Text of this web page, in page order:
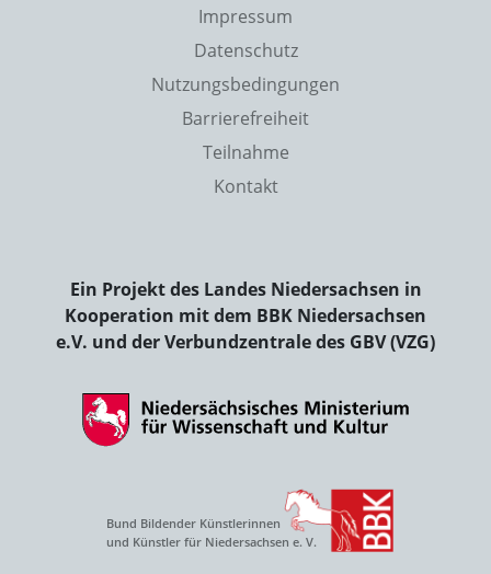
Impressum
Datenschutz
Nutzungsbedingungen
Barrierefreiheit
Teilnahme
Kontakt
Ein Projekt des Landes Niedersachsen in
Kooperation mit dem BBK Niedersachsen
e.V. und der Verbundzentrale des GBV (VZG)
Bund Bildender Künstlerinnen
und Künstler für Niedersachsen e. V.